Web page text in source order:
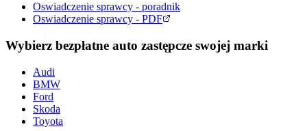
Oswiadczenie sprawcy - poradnik
Oswiadczenie sprawcy - PDF
Wybierz bezpłatne auto zastępcze swojej marki
Audi
BMW
Ford
Skoda
Toyota